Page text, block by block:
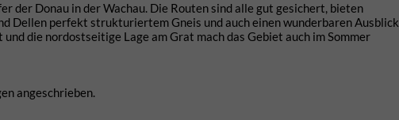
der Donau in der Wachau. Die Routen sind alle gut gesichert, bieten
Dellen perfekt strukturiertem Gneis und auch einen wunderbaren Ausblick
die nordostseitige Lage am Grat mach das Gebiet auch im Sommer
angeschrieben.